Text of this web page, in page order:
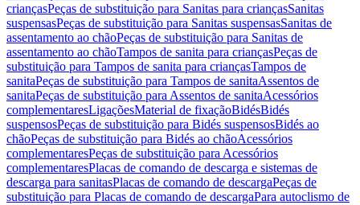
criançasPeças de substituição para Sanitas para criançasSanitas
suspensasPeças de substituição para Sanitas suspensasSanitas de
assentamento ao chãoPeças de substituição para Sanitas de
assentamento ao chãoTampos de sanita para criançasPeças de
substituição para Tampos de sanita para criançasTampos de
sanitaPeças de substituição para Tampos de sanitaAssentos de
sanitaPeças de substituição para Assentos de sanitaAcessórios
complementaresLigaçõesMaterial de fixaçãoBidésBidés
suspensosPeças de substituição para Bidés suspensosBidés ao
chãoPeças de substituição para Bidés ao chãoAcessórios
complementaresPeças de substituição para Acessórios
complementaresPlacas de comando de descarga e sistemas de
descarga para sanitasPlacas de comando de descargaPeças de
substituição para Placas de comando de descargaPara autoclismo de